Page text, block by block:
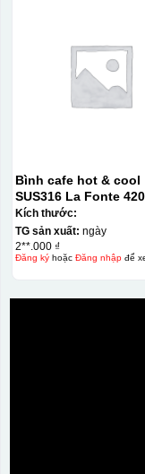
Bình cafe hot & cool
SUS316 La Fonte 420ml –
012775
Kích thước:
TG sản xuất: ngày
2**.000 ₫
Đăng kýhoặc Đăng nhậpđể